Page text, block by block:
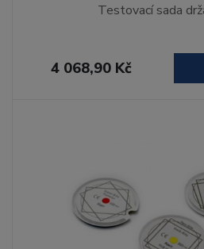
Testovací sada
4 068,90 Kč